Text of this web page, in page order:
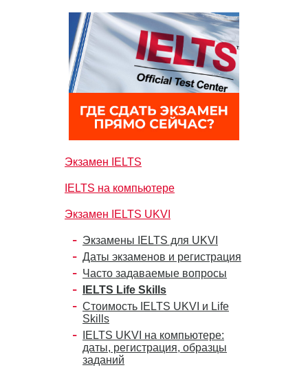
Экзамен IELTS
IELTS на компьютере
Экзамен IELTS UKVI
Экзамены IELTS для UKVI
Даты экзаменов и регистрация
Часто задаваемые вопросы
IELTS Life Skills
Стоимость IELTS UKVI и Life
Skills
IELTS UKVI на компьютере:
даты, регистрация, образцы
заданий